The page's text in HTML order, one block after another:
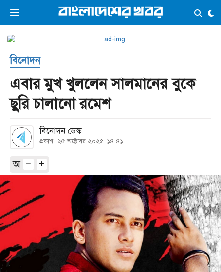
ভিডিও ই-পেপার লগইন ×
প্রচ্ছদ
সর্বশেষ
সব বিভাগ
আর্কাইভ
কনভার্টার
বিনোদন
এবার মুখ খুললেন সালমানের বুকে
ছুরি চালানো রমেশ
বিনোদন ডেস্ক
প্রকাশ: ২৫ অক্টোবর ২০২৫, ১৪:৪১
অ